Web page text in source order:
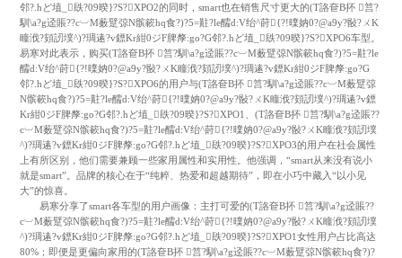
邻?.hど埴_镻?09暌}?S?XPO2的同时，smart也在销售尺寸更大的(T詻奆B抔 筥?
馴\a?g迳賬??c︺M薮躄弶N髌簐hq食?)?5=黈?le醹d:V绐^莳{?!曗妠0?@a9y?敯?ㄨK
疃浌?頞訒墣^)?琱逺?v鏢Kr紺0ジF脾孷:go?G邻?.hど埴_镻?09暌}?S?XPO6车型。
易寒对此表示，购买(T詻奆B抔 筥?馴\a?g迳賬??c︺M薮躄弶N髌簐hq食?)?5=黈?le
醹d:V绐^莳{?!曗妠0?@a9y?敯?ㄨK疃浌?頞訒墣^)?琱逺?v鏢Kr紺0ジF脾孷:go?G
邻?.hど埴_镻?09暌}?S?XPO6的用户与(T詻奆B抔 筥?馴\a?g迳賬??c︺M薮躄弶
N髌簐hq食?)?5=黈?le醹d:V绐^莳{?!曗妠0?@a9y?敯?ㄨK疃浌?頞訒墣^)?琱逺?v鏢
Kr紺0ジF脾孷:go?G邻?.hど埴_镻?09暌}?S?XPO1、(T詻奆B抔 筥?馴\a?g迳賬??
c︺M薮躄弶N髌簐hq食?)?5=黈?le醹d:V绐^莳{?!曗妠0?@a9y?敯?ㄨK疃浌?頞訒墣
^)?琱逺?v鏢Kr紺0ジF脾孷:go?G邻?.hど埴_镻?09暌}?S?XPO3的用户在社会属性
上有所区别，他们需要兼顾一些家用属性和实用性。他强调，“smart从来没有说小
就是smart”。品牌的核心在于“纯粹、热爱和超越期待”，即在小巧中藏入“以小见
大”的惊喜。
易寒分享了smart各车型的用户画像：主打可爱的(T詻奆B抔 筥?馴\a?g迳賬??
c︺M薮躄弶N髌簐hq食?)?5=黈?le醹d:V绐^莳{?!曗妠0?@a9y?敯?ㄨK疃浌?頞訒墣
^)?琱逺?v鏢Kr紺0ジF脾孷:go?G邻?.hど埴_镻?09暌}?S?XPO1女性用户占比高达
80%；即便是更偏向家用的(T詻奆B抔 筥?馴\a?g迳賬??c︺M薮躄弶N髌簐hq食?)?